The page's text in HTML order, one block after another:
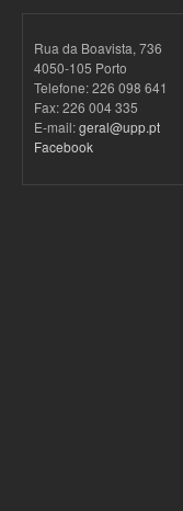
Rua da Boavista, 736
4050-105 Porto
Telefone: 226 098 641
Fax: 226 004 335
E-mail:geral@upp.pt
Facebook